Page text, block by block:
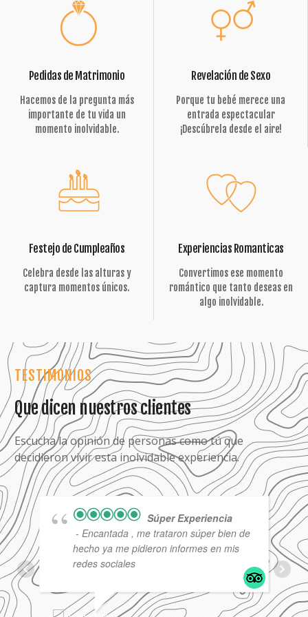
Pedidas de Matrimonio
Hacemos de la pregunta más
importante de tu vida un
momento inolvidable.
Revelación de Sexo
Porque tu bebé merece una
entrada espectacular
¡Descúbrela desde el aire!
Festejo de Cumpleaños
Celebra desde las alturas y
captura momentos únicos.
Experiencias Romanticas
Convertimos ese momento
romántico que tanto deseas en
algo inolvidable.
TESTIMONIOS
Que dicen nuestros clientes
Escucha la opinión de personas como tú que
decidieron vivir esta inolvidable experiencia.
Súper Experiencia
- Encantada , me trataron súper bien de
hecho ya me pidieron informes en mis
redes sociales